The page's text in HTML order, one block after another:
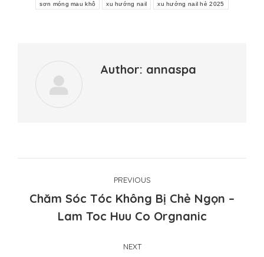
sơn móng mau khô xu hướng nail xu hướng nail hè 2025
Author: annaspa
PREVIOUS
Previous
post:
Chăm Sóc Tóc Không Bị Chẻ Ngọn –
Lam Toc Huu Co Orgnanic
NEXT